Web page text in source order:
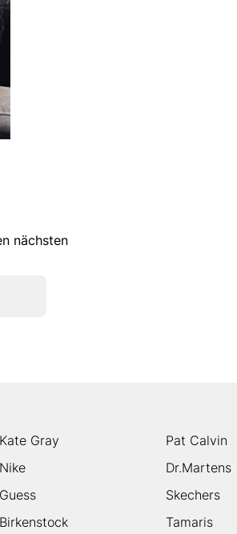
nächsten
Kate Gray
Pat Calvin
Nike
Dr.Martens
Guess
Skechers
Birkenstock Tamaris